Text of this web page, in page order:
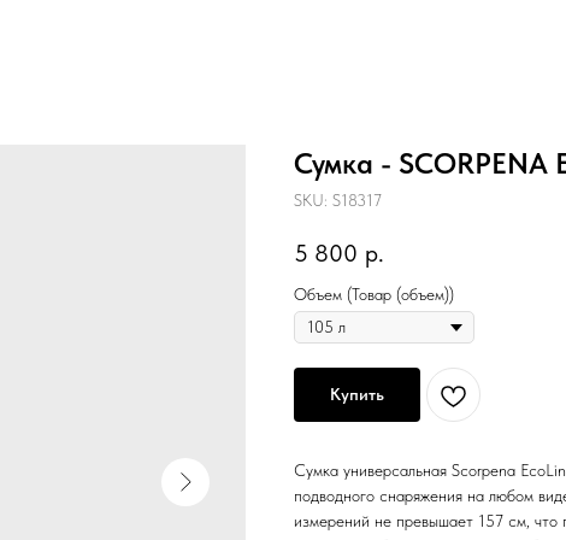
Сумка - SCORPENA
SKU: S18317
5 800 р.
Объем (Товар (объем))
Купить
Сумка универсальная Scorpena
подводного снаряжения на любом
измерений не превышает 157 см, что